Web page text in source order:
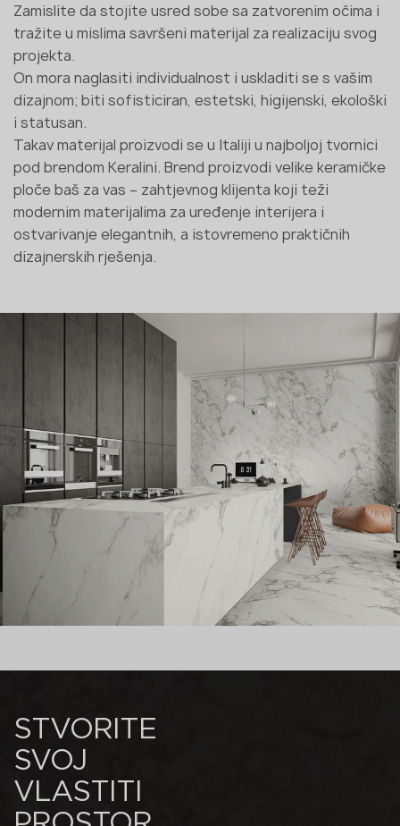
Zamislite da stojite usred sobe sa zatvorenim očima i
tražite u mislima savršeni materijal za realizaciju svog
projekta.
On mora naglasiti individualnost i uskladiti se s vašim
dizajnom; biti sofisticiran, estetski, higijenski, ekološki
i statusan.
Takav materijal proizvodi se u Italiji u najboljoj tvornici
pod brendom Keralini. Brend proizvodi velike keramičke
ploče baš za vas – zahtjevnog klijenta koji teži
modernim materijalima za uređenje interijera i
ostvarivanje elegantnih, a istovremeno praktičnih
dizajnerskih rješenja.
STVORITE
SVOJ
VLASTITI